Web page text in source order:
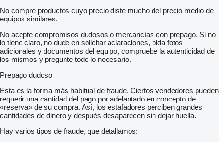
No compre productos cuyo precio diste mucho del precio medio de
equipos similares.
No acepte compromisos dudosos o mercancías con prepago. Si no
lo tiene claro, no dude en solicitar aclaraciones, pida fotos
adicionales y documentos del equipo, compruebe la autenticidad de
los mismos y pregunte todo lo necesario.
Prepago dudoso
Esta es la forma más habitual de fraude. Ciertos vendedores pueden
requerir una cantidad del pago por adelantado en concepto de
«reserva» de su compra. Así, los estafadores perciben grandes
cantidades de dinero y después desaparecen sin dejar huella.
Hay varios tipos de fraude, que detallamos: